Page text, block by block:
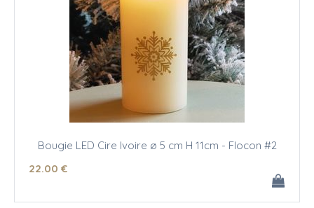
Bougie LED Cire Ivoire ø 5 cm H 11cm - Flocon #2
22.00 €